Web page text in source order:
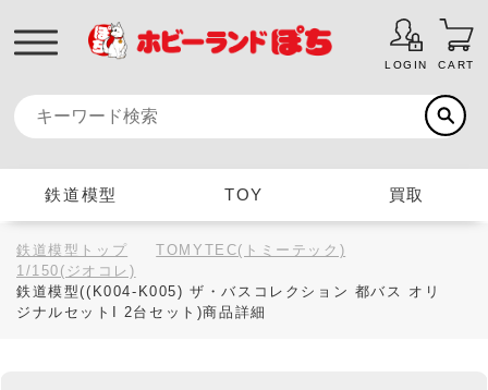
LOGIN CART
鉄道模型 TOY 買取
鉄道模型トップ
TOMYTEC(トミーテック)
1/150(ジオコレ)
鉄道模型((K004-K005) ザ・バスコレクション 都バス オリ
ジナルセットI 2台セット)商品詳細